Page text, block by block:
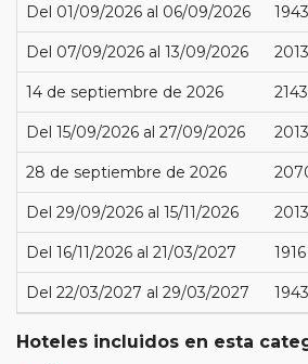
Del 01/09/2026 al 06/09/2026
Del 07/09/2026 al 13/09/2026
14 de septiembre de 2026
Del 15/09/2026 al 27/09/2026
28 de septiembre de 2026
Del 29/09/2026 al 15/11/2026
Del 16/11/2026 al 21/03/2027
Del 22/03/2027 al 29/03/2027
Hoteles incluidos en esta